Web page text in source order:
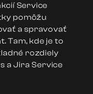
Service
pomôžu
a spravovať
Tam, kde je to
rozdiely
a Jira Service